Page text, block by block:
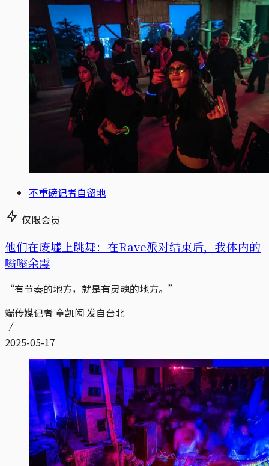
不重磅记者自留地
仅限会员
他们在废墟上跳舞：在Rave派对结束后，我体内的
嗡嗡余震
“有节奏的地方，就是有灵魂的地方。”
端传媒记者 章凯闳 发自台北
2025-05-17